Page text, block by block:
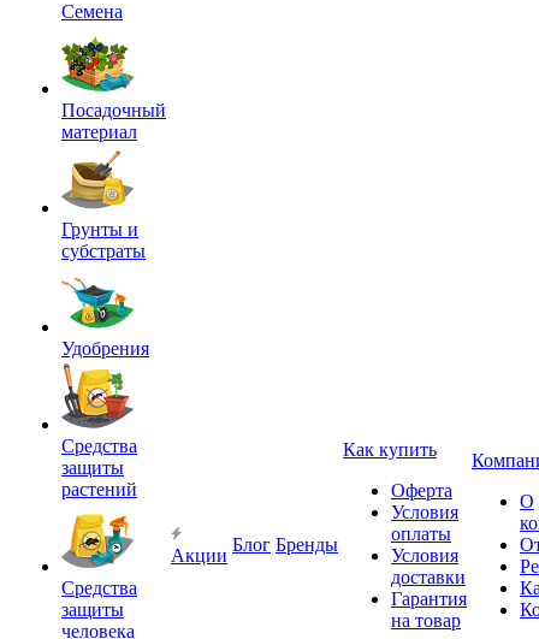
Семена
Посадочный
материал
Грунты и
субстраты
Удобрения
Средства
защиты
растений
Средства
защиты
человека
Акции
Блог Бренды
Как купить
Оферта
Условия
оплаты
Условия
доставки
Гарантия
на товар
О